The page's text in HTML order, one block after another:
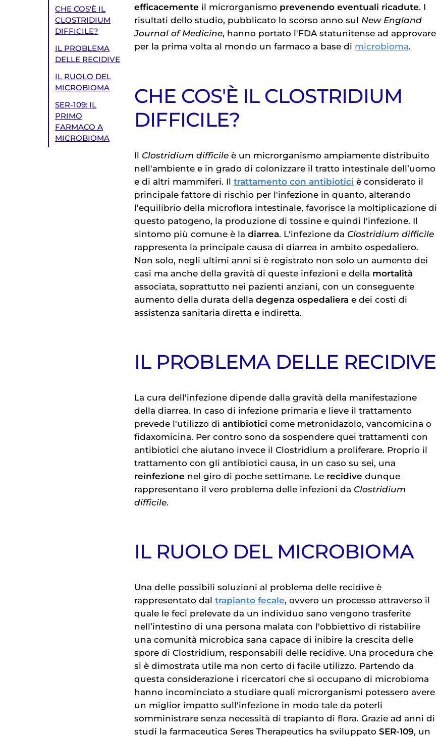
CHE COS'È IL
CLOSTRIDIUM
DIFFICILE?
IL PROBLEMA
DELLE RECIDIVE
IL RUOLO DEL
MICROBIOMA
SER-109: IL
PRIMO
FARMACO A
MICROBIOMA
efficacemente il microrganismo prevenendo eventuali ricadute. I
risultati dello studio, pubblicato lo scorso anno sul New England
Journal of Medicine, hanno portato l'FDA statunitense ad approvare
per la prima volta al mondo un farmaco a base di microbioma.
CHE COS'È IL CLOSTRIDIUM
DIFFICILE?
Il Clostridium difficile è un microrganismo ampiamente distribuito
nell'ambiente e in grado di colonizzare il tratto intestinale dell’uomo
e di altri mammiferi. Il trattamento con antibiotici è considerato il
principale fattore di rischio per l'infezione in quanto, alterando
l’equilibrio della microflora intestinale, favorisce la moltiplicazione di
questo patogeno, la produzione di tossine e quindi l'infezione. Il
sintomo più comune è la diarrea. L'infezione da Clostridium difficile
rappresenta la principale causa di diarrea in ambito ospedaliero.
Non solo, negli ultimi anni si è registrato non solo un aumento dei
casi ma anche della gravità di queste infezioni e della mortalità
associata, soprattutto nei pazienti anziani, con un conseguente
aumento della durata della degenza ospedaliera e dei costi di
assistenza sanitaria diretta e indiretta.
IL PROBLEMA DELLE RECIDIVE
La cura dell'infezione dipende dalla gravità della manifestazione
della diarrea. In caso di infezione primaria e lieve il trattamento
prevede l'utilizzo di antibiotici come metronidazolo, vancomicina o
fidaxomicina. Per contro sono da sospendere quei trattamenti con
antibiotici che aiutano invece il Clostridium a proliferare. Proprio il
trattamento con gli antibiotici causa, in un caso su sei, una
reinfezione nel giro di poche settimane. Le recidive dunque
rappresentano il vero problema delle infezioni da Clostridium
difficile.
IL RUOLO DEL MICROBIOMA
Una delle possibili soluzioni al problema delle recidive è
rappresentato dal trapianto fecale, ovvero un processo attraverso il
quale le feci prelevate da un individuo sano vengono trasferite
nell’intestino di una persona malata con l'obbiettivo di ristabilire
una comunità microbica sana capace di inibire la crescita delle
spore di Clostridium, responsabili delle recidive. Una procedura che
si è dimostrata utile ma non certo di facile utilizzo. Partendo da
questa considerazione i ricercatori che si occupano di microbioma
hanno incominciato a studiare quali microrganismi potessero avere
un miglior impatto sull'infezione in modo tale da poterli
somministrare senza necessità di trapianto di flora. Grazie ad anni di
studi la farmaceutica Seres Therapeutics ha sviluppato SER-109, un